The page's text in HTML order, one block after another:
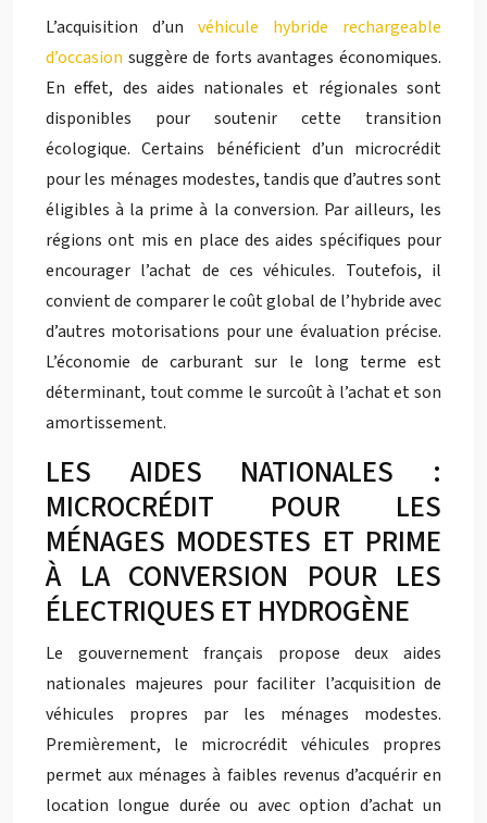
L’acquisition d’un véhicule hybride rechargeable
d’occasion suggère de forts avantages économiques.
En effet, des aides nationales et régionales sont
disponibles pour soutenir cette transition
écologique. Certains bénéficient d’un microcrédit
pour les ménages modestes, tandis que d’autres sont
éligibles à la prime à la conversion. Par ailleurs, les
régions ont mis en place des aides spécifiques pour
encourager l’achat de ces véhicules. Toutefois, il
convient de comparer le coût global de l’hybride avec
d’autres motorisations pour une évaluation précise.
L’économie de carburant sur le long terme est
déterminant, tout comme le surcoût à l’achat et son
amortissement.
LES AIDES NATIONALES :
MICROCRÉDIT POUR LES
MÉNAGES MODESTES ET PRIME
À LA CONVERSION POUR LES
ÉLECTRIQUES ET HYDROGÈNE
Le gouvernement français propose deux aides
nationales majeures pour faciliter l’acquisition de
véhicules propres par les ménages modestes.
Premièrement, le microcrédit véhicules propres
permet aux ménages à faibles revenus d’acquérir en
location longue durée ou avec option d’achat un